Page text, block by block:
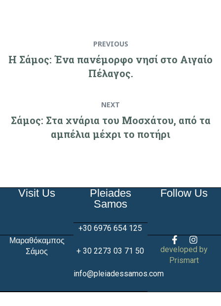
PREVIOUS
Η Σάμος: Ένα πανέμορφο νησί στο Αιγαίο
Πέλαγος.
NEXT
Σάμος: Στα χνάρια του Μοσχάτου, από τα
αμπέλια μέχρι το ποτήρι
Visit Us
Μαραθόκαμπος
Σάμος
Pleiades
Samos
+30 6976 654 125
+ 30 2273 03 71 50
info@pleiadessamos.com
Follow Us
developed by
Prismart